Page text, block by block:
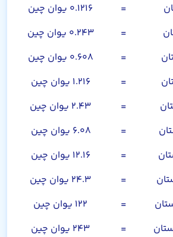
=
۰.۱۲۱۶ یوان چین
=
۰.۲۴۳ یوان چین
=
۰.۶۰۸ یوان چین
=
۱.۲۱۶ یوان چین
=
۲.۴۳ یوان چین
=
۶.۰۸ یوان چین
=
۱۲.۱۶ یوان چین
=
۲۴.۳ یوان چین
=
۱۲۲ یوان چین
= ۲۴۳ یوان چین